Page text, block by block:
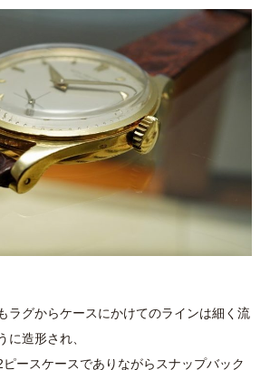
ラグからケースにかけてのラインは細く流
に造形され、
ースケースでありながらスナップバック